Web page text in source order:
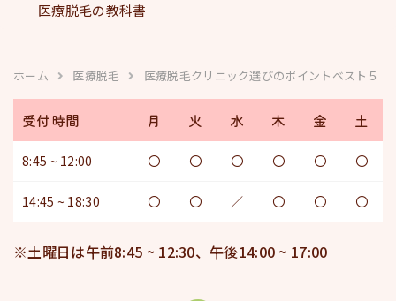
医療脱毛の教科書
ホーム 医療脱毛 医療脱毛クリニック選びのポイントベスト５
受付時間 月 火 水 木 金 土
8:45 ~ 12:00 〇 〇 〇 〇 〇 〇
14:45 ~ 18:30 〇 〇 ／ 〇 〇 〇
※土曜日は午前8:45 ~ 12:30、午後14:00 ~ 17:00